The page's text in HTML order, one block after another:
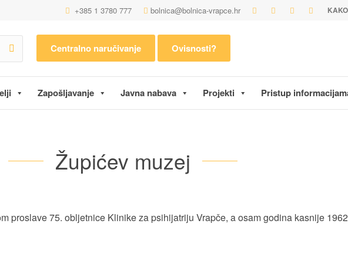
+385 1 3780 777 bolnica@bolnica-vrapce.hr
Centralno naručivanje Ovisnosti?
Zapošljavanje Javna nabava Projekti Pristup
Župićev muzej
proslave 75. obljetnice Klinike za psihijatriju Vrapče, a osam godina kasnije